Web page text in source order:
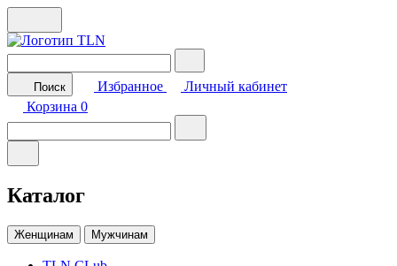
Поиск Избранное
Личный кабинет
Корзина 0
Каталог
Женщинам Мужчинам